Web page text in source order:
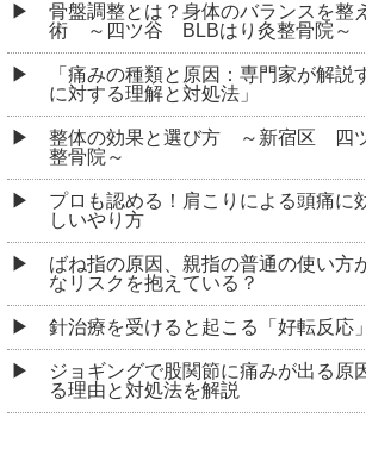
骨盤調整とは？身体のバランスを整
術 ～四ツ谷 BLBはり灸整骨院～
「痛みの種類と原因：専門家が解説
に対する理解と対処法」
整体の効果と選び方 ～新宿区 四
整骨院～
プロも認める！肩こりによる頭痛に
しいやり方
ばね指の原因、親指の普通の使い方
なリスクを抱えている？
針治療を受けると起こる「好転反応
ジョギングで股関節に痛みが出る原
る理由と対処法を解説